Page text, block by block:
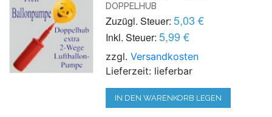
DOPPELHUB
Zuzügl. Steuer: 5,03 €
Inkl. Steuer: 5,99 €
zzgl.Versandkosten
Lieferzeit: lieferbar
IN DEN WARENKORB LEGEN